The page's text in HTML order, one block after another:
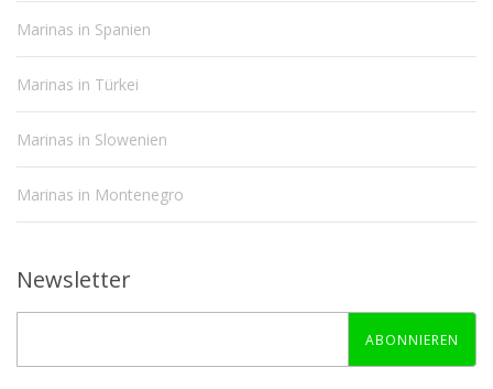
Marinas in Spanien
Marinas in Türkei
Marinas in Slowenien
Marinas in Montenegro
Newsletter
ABONNIEREN